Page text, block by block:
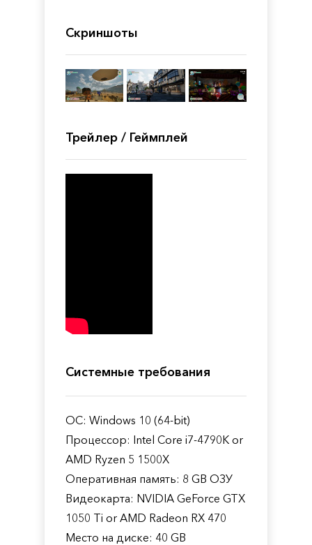
Скриншоты
Трейлер / Геймплей
Системные требования
ОС: Windows 10 (64-bit)
Процессор: Intel Core i7-4790K or
AMD Ryzen 5 1500X
Оперативная память: 8 GB ОЗУ
Видеокарта: NVIDIA GeForce GTX
1050 Ti or AMD Radeon RX 470
Место на диске: 40 GB